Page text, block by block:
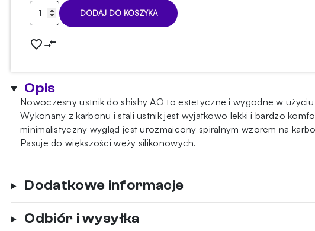
ilość
Ustnik
shishy
Carbon
Black
Matt
Gold
DODAJ DO KOSZYKA
Opis
Nowoczesny ustnik do shishy AO to estetyczne i wygodne w
Wykonany z karbonu i stali ustnik jest wyjątkowo lekki i bardzo
minimalistyczny wygląd jest urozmaicony spiralnym wzorem na
Pasuje do większości węży silikonowych.
Dodatkowe informacje
Odbiór i wysyłka